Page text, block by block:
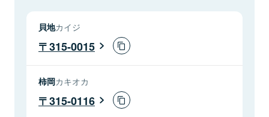
貝地カイジ
315-0015
柿岡カキオカ
315-0116